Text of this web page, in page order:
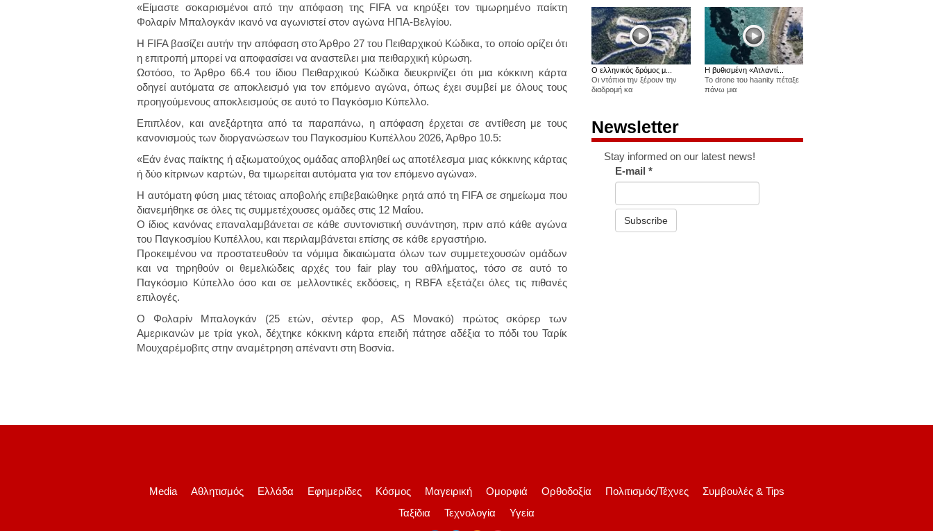
«Είμαστε σοκαρισμένοι από την απόφαση της FIFA να κηρύξει τον τιμωρημένο παίκτη
Φολαρίν Μπαλογκάν ικανό να αγωνιστεί στον αγώνα ΗΠΑ-Βελγίου.
Η FIFA βασίζει αυτήν την απόφαση στο Άρθρο 27 του Πειθαρχικού Κώδικα, το οποίο ορίζει ότι
η επιτροπή μπορεί να αποφασίσει να αναστείλει μια πειθαρχική κύρωση.
Ωστόσο, το Άρθρο 66.4 του ίδιου Πειθαρχικού Κώδικα διευκρινίζει ότι μια κόκκινη κάρτα
οδηγεί αυτόματα σε αποκλεισμό για τον επόμενο αγώνα, όπως έχει συμβεί με όλους τους
προηγούμενους αποκλεισμούς σε αυτό το Παγκόσμιο Κύπελλο.
Επιπλέον, και ανεξάρτητα από τα παραπάνω, η απόφαση έρχεται σε αντίθεση με τους
κανονισμούς των διοργανώσεων του Παγκοσμίου Κυπέλλου 2026, Άρθρο 10.5:
«Εάν ένας παίκτης ή αξιωματούχος ομάδας αποβληθεί ως αποτέλεσμα μιας κόκκινης κάρτας
ή δύο κίτρινων καρτών, θα τιμωρείται αυτόματα για τον επόμενο αγώνα».
Η αυτόματη φύση μιας τέτοιας αποβολής επιβεβαιώθηκε ρητά από τη FIFA σε σημείωμα που
διανεμήθηκε σε όλες τις συμμετέχουσες ομάδες στις 12 Μαΐου.
Ο ίδιος κανόνας επαναλαμβάνεται σε κάθε συντονιστική συνάντηση, πριν από κάθε αγώνα
του Παγκοσμίου Κυπέλλου, και περιλαμβάνεται επίσης σε κάθε εργαστήριο.
Προκειμένου να προστατευθούν τα νόμιμα δικαιώματα όλων των συμμετεχουσών ομάδων
και να τηρηθούν οι θεμελιώδεις αρχές του fair play του αθλήματος, τόσο σε αυτό το
Παγκόσμιο Κύπελλο όσο και σε μελλοντικές εκδόσεις, η RBFA εξετάζει όλες τις πιθανές
επιλογές.
Ο Φολαρίν Μπαλογκάν (25 ετών, σέντερ φορ, AS Μονακό) πρώτος σκόρερ των
Αμερικανών με τρία γκολ, δέχτηκε κόκκινη κάρτα επειδή πάτησε αδέξια το πόδι του Ταρίκ
Μουχαρέμοβιτς στην αναμέτρηση απέναντι στη Βοσνία.
Ο ελληνικός δρόμος μ...
Οι ντόπιοι την ξέρουν την
διαδρομή κα
Η βυθισμένη «Ατλαντί...
Το drone του haanity πέταξε
πάνω μια
Newsletter
Stay informed on our latest news!
E-mail*
Subscribe
Media Αθλητισμός Ελλάδα Εφημερίδες Κόσμος Μαγειρική Ομορφιά Ορθοδοξία Πολιτισμός/Τέχνες
Συμβουλές & Tips
Ταξίδια
Τεχνολογία Υγεία